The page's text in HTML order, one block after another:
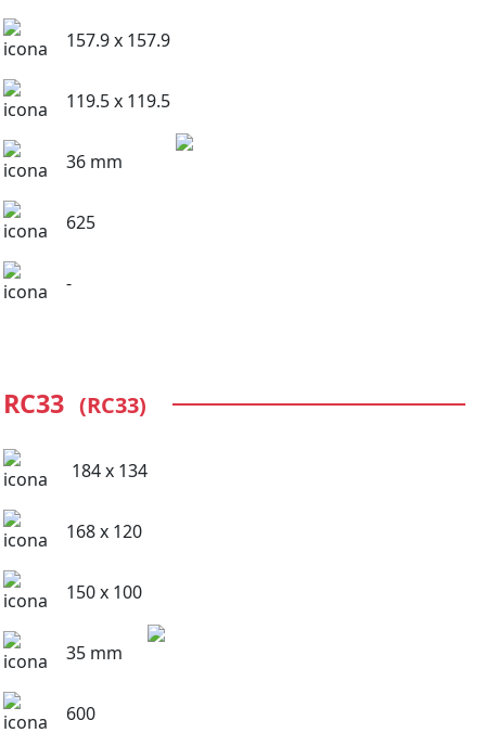
157.9 x 157.9
119.5 x 119.5
36 mm
625
-
RC33 (RC33)
184 x 134
168 x 120
150 x 100
35 mm
600